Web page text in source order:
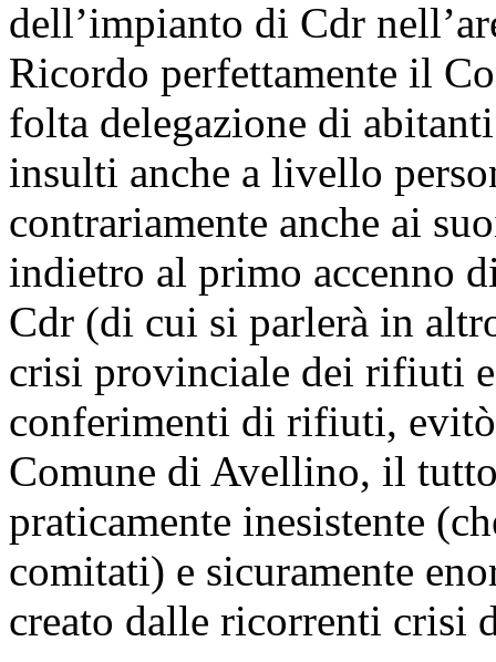
dell’impianto di Cdr
Ricordo perfettamente il
folta delegazione di
insulti anche a livello
contrariamente anche ai
indietro al primo accenno
Cdr (di cui si parlerà in
crisi provinciale dei rifiuti
conferimenti di rifiuti,
Comune di Avellino, il
praticamente inesistente
comitati) e sicuramente
creato dalle ricorrenti crisi